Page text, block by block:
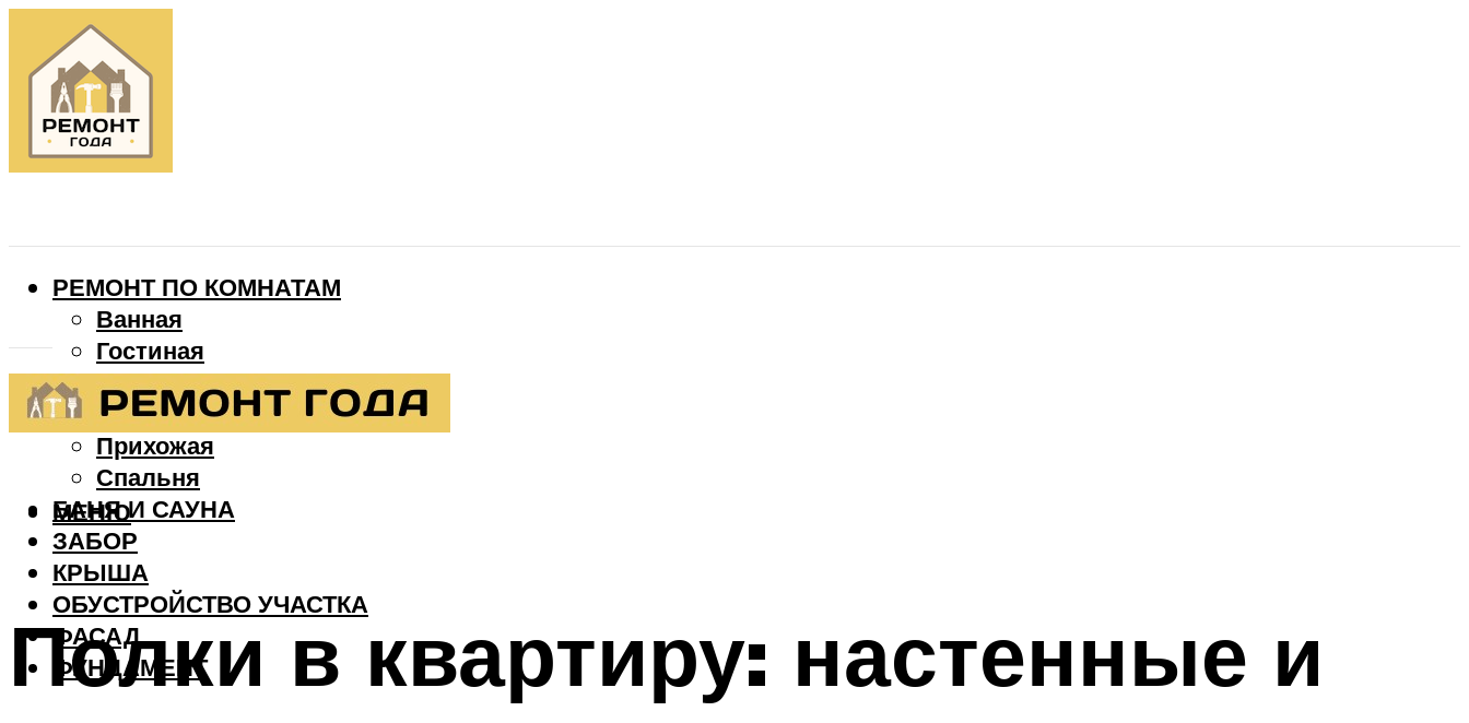
РЕМОНТ ПО КОМНАТАМ
Ванная
Гостиная
Детская
Кухня
Прихожая
Спальня
БАНЯ И САУНА
ЗАБОР
КРЫША
ОБУСТРОЙСТВО УЧАСТКА
ФАСАД
ФУНДАМЕНТ
МЕНЮ
Полки в квартиру: настенные и